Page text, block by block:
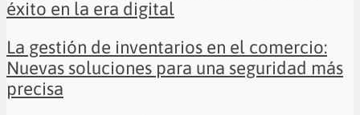
éxito en la era digital
La gestión de inventarios en el comercio:
Nuevas soluciones para una seguridad más
precisa